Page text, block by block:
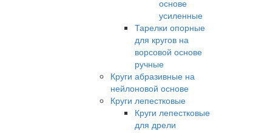
основе
усиленные
Тарелки опорные
для кругов на
ворсовой основе
ручные
Круги абразивные на
нейлоновой основе
Круги лепестковые
Круги лепестковые
для дрели